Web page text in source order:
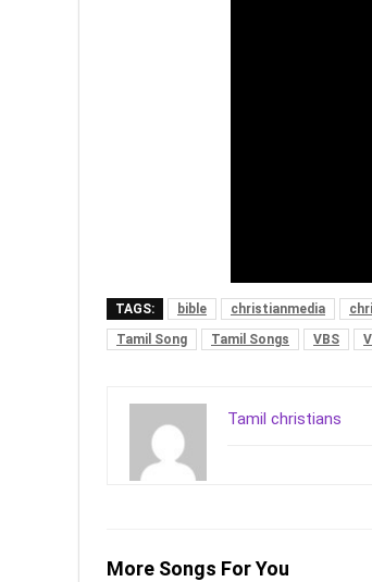
TAGS: bible christianmedia
Tamil Song
Tamil Songs VBS
Tamil christians
More Songs For You